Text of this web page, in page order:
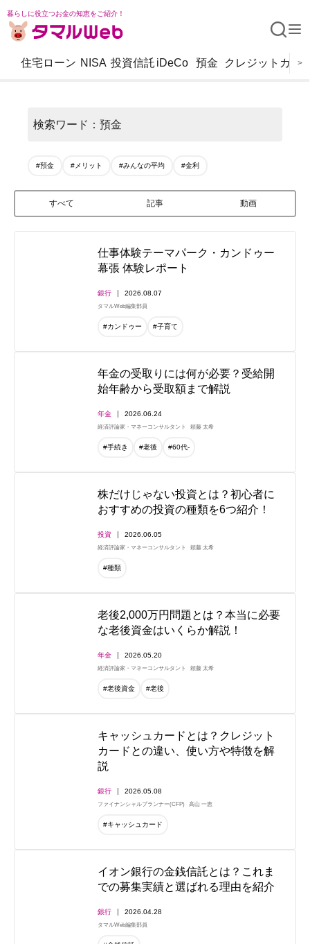
暮らしに役立つお金の知恵をご紹介！
住宅ローン NISA 投資信託 iDeCo 預金 クレジットカー
>
検索ワード：預金
#預金 #メリット #みんなの平均 #金利
すべて 記事 動画
仕事体験テーマパーク・カンドゥー
幕張 体験レポート
銀行 2026.08.07
タマルWeb編集部員
#カンドゥー #子育て
年金の受取りには何が必要？受給開
始年齢から受取額まで解説
年金 2026.06.24
経済評論家・マネーコンサルタント 頼藤 太希
#手続き #老後 #60代-
株だけじゃない投資とは？初心者に
おすすめの投資の種類を6つ紹介！
投資 2026.06.05
経済評論家・マネーコンサルタント 頼藤 太希
#種類
老後2,000万円問題とは？本当に必要
な老後資金はいくらか解説！
年金 2026.05.20
経済評論家・マネーコンサルタント 頼藤 太希
#老後資金 #老後
キャッシュカードとは？クレジット
カードとの違い、使い方や特徴を解
説
銀行 2026.05.08
ファイナンシャルプランナー(CFP) 高山 一恵
#キャッシュカード
イオン銀行の金銭信託とは？これま
での募集実績と選ばれる理由を紹介
銀行 2026.04.28
タマルWeb編集部員